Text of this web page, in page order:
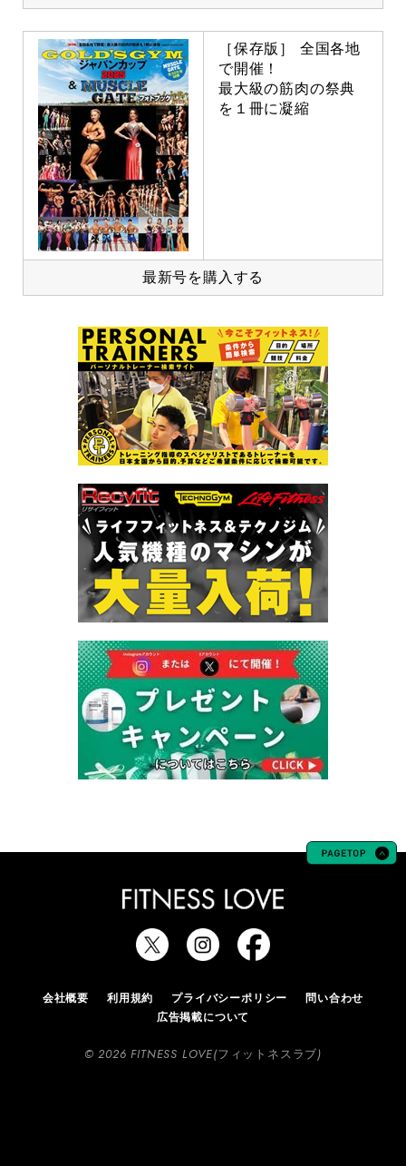
［保存版］ 全国各地
で開催！
最大級の筋肉の祭典
を１冊に凝縮
最新号を購入する
会社概要 利用規約 プライバシーポリシー
問い合わせ
広告掲載について
© 2026 FITNESS LOVE(フィットネスラブ)